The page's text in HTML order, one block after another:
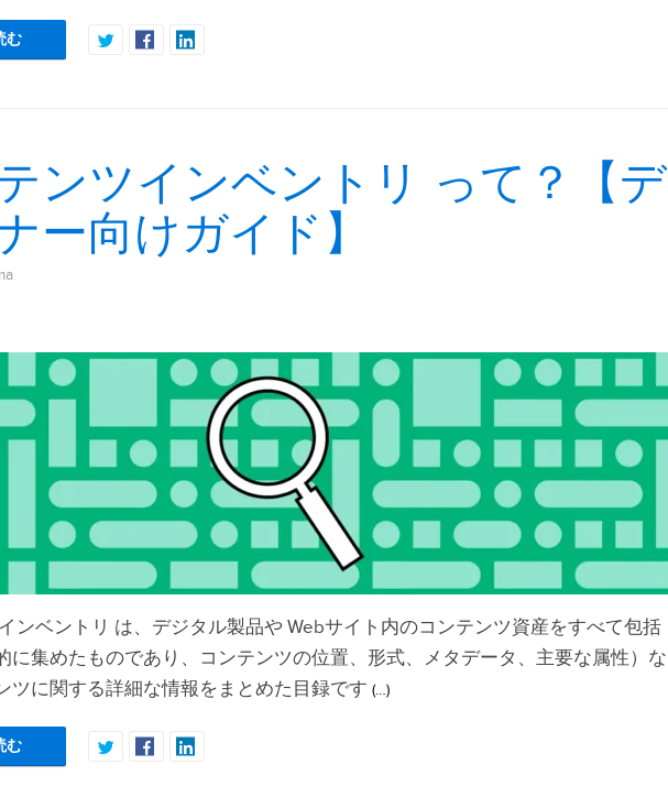
む
ンツインベントリ って？【デ
ー向けガイド】
ンベントリ は、デジタル製品や Webサイト内のコンテンツ資産をすべて包括
に集めたものであり、コンテンツの位置、形式、メタデータ、主要な属性）な
ツに関する詳細な情報をまとめた目録です (…)
む